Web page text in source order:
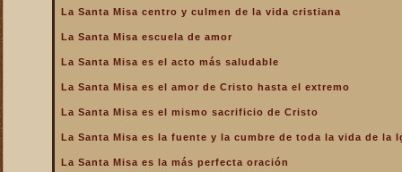
La Santa Misa es el amor
compendio de todo lo
bueno que hay en la Iglesia
La Santa Misa es el mismo
y la cumbre de toda la vida
La Santa Misa centro y culmen de la vida cristiana
La Santa Misa escuela de amor
La Santa Misa es el acto más saludable
La Santa Misa es el amor de Cristo hasta el extremo
La Santa Misa es el mismo sacrificio de Cristo
La Santa Misa es la fuente y la cumbre de toda la vida de la
La Santa Misa es la más perfecta oración